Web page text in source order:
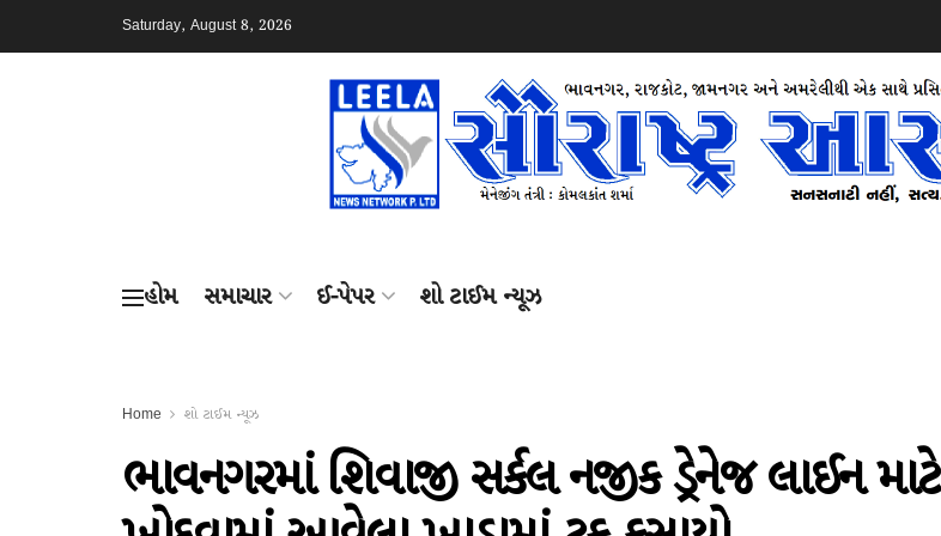
Saturday, August 8, 2026
હોમ સમાચાર ઈ-પેપર શો ટાઈમ ન્યૂઝ
Home શો ટાઈમ ન્યૂઝ
ભાવનગરમાં શિવાજી સર્કલ નજીક ડ્રેનેજ લાઈન માટે